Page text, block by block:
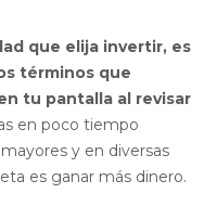
que elija invertir, es
términos que
tu pantalla al revisar
en poco tiempo
y en diversas
es ganar más dinero.